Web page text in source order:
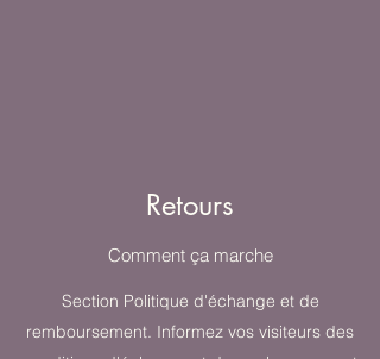
Retours
Comment ça marche
Section Politique d'échange et de
remboursement. Informez vos visiteurs des